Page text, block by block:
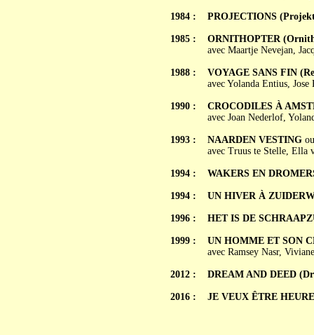
1984 :
1985 :
1988 :
1990 :
1993 :
1994 :
1994 :
1996 :
1999 :
2012 :
2016 :
PROJECTIONS
ORNITHOPTER
avec Maartje Nevejan,
VOYAGE SANS FIN
avec Yolanda Entius,
CROCODILES À
avec Joan Nederlof,
NAARDEN VESTING
avec Truus te Stelle, Ella
WAKERS EN
UN HIVER À
HET IS DE
UN HOMME ET SON
avec Ramsey Nasr,
DREAM AND DEED
JE VEUX ÊTRE